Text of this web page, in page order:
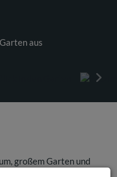
aus
großem Garten und